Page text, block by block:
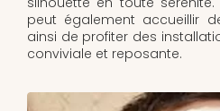
peut également accueillir
ainsi de profiter des
conviviale et reposante.